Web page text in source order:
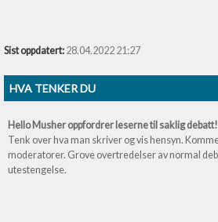
Sist oppdatert: 28.04.2022 21:27
HVA TENKER DU
Hello Musher oppfordrer leserne til saklig debatt!
Tenk over hva man skriver og vis hensyn.
moderatorer. Grove overtredelser av normal
utestengelse.